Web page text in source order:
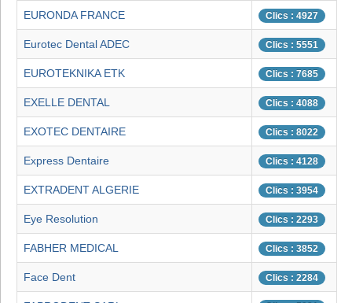
EURONDA FRANCE Clics : 4927
Eurotec Dental ADEC Clics : 5551
EUROTEKNIKA ETK Clics : 7685
EXELLE DENTAL Clics : 4088
EXOTEC DENTAIRE Clics : 8022
Express Dentaire Clics : 4128
EXTRADENT ALGERIE Clics : 3954
Eye Resolution Clics : 2293
FABHER MEDICAL Clics : 3852
Face Dent Clics : 2284